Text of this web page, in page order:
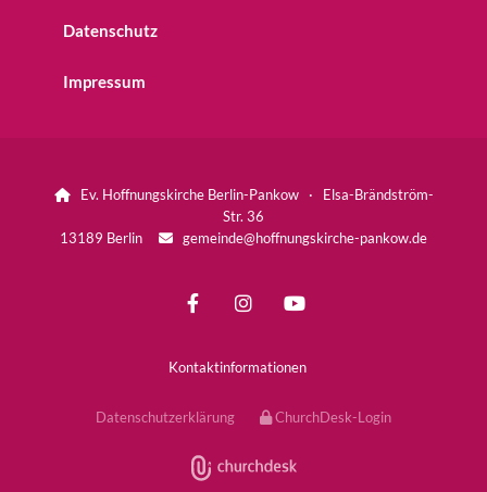
Datenschutz
Impressum
Ev. Hoffnungskirche Berlin-Pankow · Elsa-Brändström-
Str. 36
13189 Berlin
 gemeinde@hoffnungskirche-pankow.de
Kontaktinformationen
Datenschutzerklärung ChurchDesk-Login